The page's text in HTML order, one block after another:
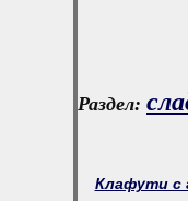
Раздел:
Клафути с